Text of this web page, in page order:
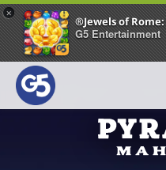
G5 Entertainment
+